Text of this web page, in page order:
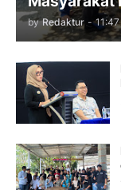
by Redaktur - 11:47